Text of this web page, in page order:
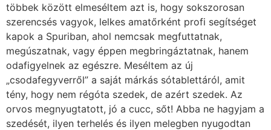
többek között elmeséltem azt is, hogy sokszorosan
szerencsés vagyok, lelkes amatőrként profi segítséget
kapok a Spuriban, ahol nemcsak megfuttatnak,
megúszatnak, vagy éppen megbringáztatnak, hanem
odafigyelnek az egészre. Meséltem az új
„csodafegyverről” a saját márkás sótablettáról, amit
tény, hogy nem régóta szedek, de azért szedek. Az
orvos megnyugtatott, jó a cucc, sőt! Abba ne hagyjam a
szedését, ilyen terhelés és ilyen melegben nyugodtan